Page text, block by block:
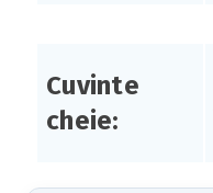
Cuvinte
cheie: